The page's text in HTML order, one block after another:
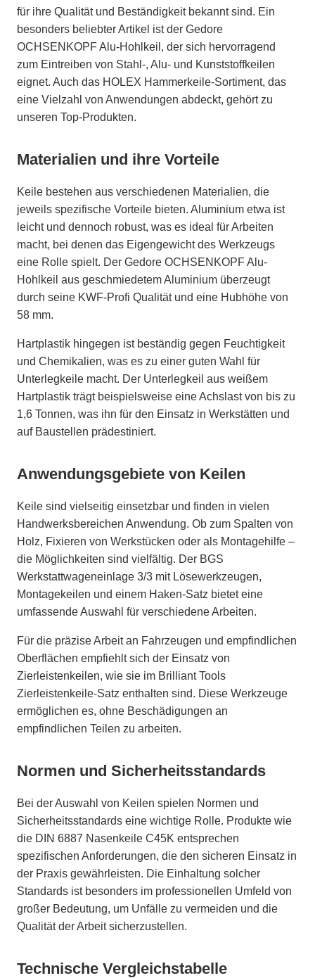
für ihre Qualität und Beständigkeit bekannt sind. Ein
besonders beliebter Artikel ist der Gedore
OCHSENKOPF Alu-Hohlkeil, der sich hervorragend
zum Eintreiben von Stahl-, Alu- und Kunststoffkeilen
eignet. Auch das HOLEX Hammerkeile-Sortiment, das
eine Vielzahl von Anwendungen abdeckt, gehört zu
unseren Top-Produkten.
Materialien und ihre Vorteile
Keile bestehen aus verschiedenen Materialien, die
jeweils spezifische Vorteile bieten. Aluminium etwa ist
leicht und dennoch robust, was es ideal für Arbeiten
macht, bei denen das Eigengewicht des Werkzeugs
eine Rolle spielt. Der Gedore OCHSENKOPF Alu-
Hohlkeil aus geschmiedetem Aluminium überzeugt
durch seine KWF-Profi Qualität und eine Hubhöhe von
58 mm.
Hartplastik hingegen ist beständig gegen Feuchtigkeit
und Chemikalien, was es zu einer guten Wahl für
Unterlegkeile macht. Der Unterlegkeil aus weißem
Hartplastik trägt beispielsweise eine Achslast von bis zu
1,6 Tonnen, was ihn für den Einsatz in Werkstätten und
auf Baustellen prädestiniert.
Anwendungsgebiete von Keilen
Keile sind vielseitig einsetzbar und finden in vielen
Handwerksbereichen Anwendung. Ob zum Spalten von
Holz, Fixieren von Werkstücken oder als Montagehilfe –
die Möglichkeiten sind vielfältig. Der BGS
Werkstattwageneinlage 3/3 mit Lösewerkzeugen,
Montagekeilen und einem Haken-Satz bietet eine
umfassende Auswahl für verschiedene Arbeiten.
Für die präzise Arbeit an Fahrzeugen und empfindlichen
Oberflächen empfiehlt sich der Einsatz von
Zierleistenkeilen, wie sie im Brilliant Tools
Zierleistenkeile-Satz enthalten sind. Diese Werkzeuge
ermöglichen es, ohne Beschädigungen an
empfindlichen Teilen zu arbeiten.
Normen und Sicherheitsstandards
Bei der Auswahl von Keilen spielen Normen und
Sicherheitsstandards eine wichtige Rolle. Produkte wie
die DIN 6887 Nasenkeile C45K entsprechen
spezifischen Anforderungen, die den sicheren Einsatz in
der Praxis gewährleisten. Die Einhaltung solcher
Standards ist besonders im professionellen Umfeld von
großer Bedeutung, um Unfälle zu vermeiden und die
Qualität der Arbeit sicherzustellen.
Technische Vergleichstabelle